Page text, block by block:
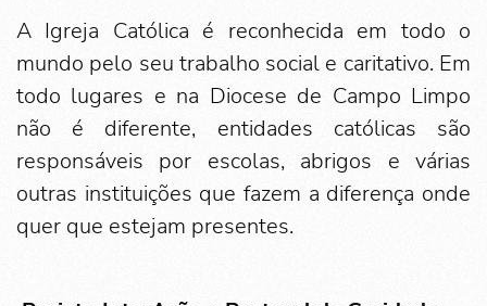
A Igreja Católica é reconhecida em todo o
mundo pelo seu trabalho social e caritativo. Em
todo lugares e na Diocese de Campo Limpo
não é diferente, entidades católicas são
responsáveis por escolas, abrigos e várias
outras instituições que fazem a diferença onde
quer que estejam presentes.